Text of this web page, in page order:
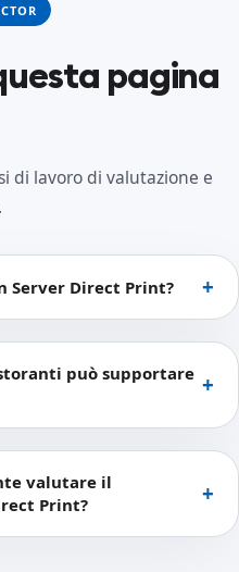
pagina
di lavoro di valutazione e
Server Direct Print?
può supportare
valutare il
Print?